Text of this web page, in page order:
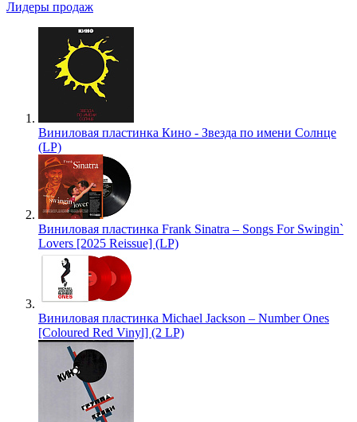
Лидеры продаж
Виниловая пластинка Кино - Звезда по имени Солнце
(LP)
Виниловая пластинка Frank Sinatra – Songs For Swingin`
Lovers [2025 Reissue] (LP)
Виниловая пластинка Michael Jackson – Number Ones
[Coloured Red Vinyl] (2 LP)